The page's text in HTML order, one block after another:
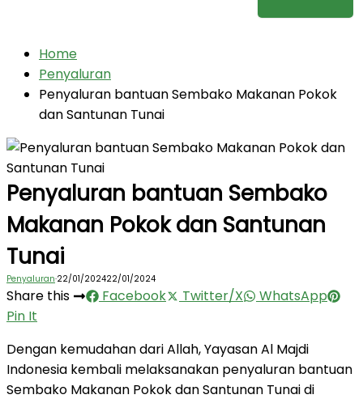
Home
Penyaluran
Penyaluran bantuan Sembako Makanan Pokok
dan Santunan Tunai
Penyaluran bantuan Sembako
Makanan Pokok dan Santunan
Tunai
Penyaluran·22/01/202422/01/2024
Share this Facebook Twitter/X
WhatsApp
Pin It
Dengan kemudahan dari Allah, Yayasan Al Majdi
Indonesia kembali melaksanakan penyaluran bantuan
Sembako Makanan Pokok dan Santunan Tunai di